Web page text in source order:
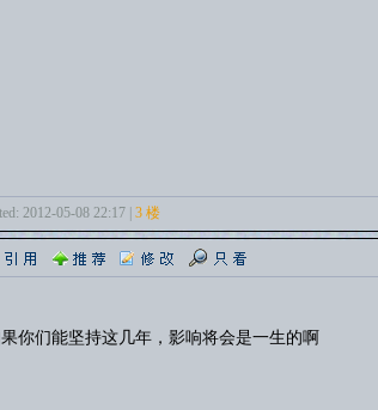
2012-05-08 22:17 |3 楼
你们能坚持这几年，影响将会是一生的啊